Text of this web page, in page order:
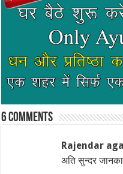
6 comments
Rajendar
अति सुन्दर